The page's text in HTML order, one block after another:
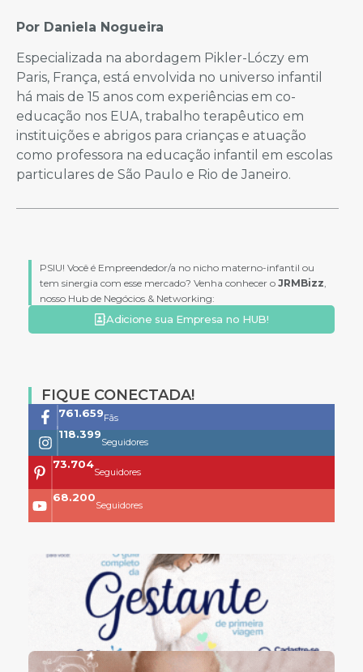
Por Daniela Nogueira
Especializada na abordagem Pikler-Lóczy em
Paris, França, está envolvida no universo infantil
há mais de 15 anos com experiências em co-
educação nos EUA, trabalho terapêutico em
instituições e abrigos para crianças e atuação
como professora na educação infantil em escolas
particulares de São Paulo e Rio de Janeiro.
PSIU! Você é Empreendedor/a no nicho materno-infantil ou
tem sinergia com esse mercado? Venha conhecer o JRMBizz,
nosso Hub de Negócios & Networking:
Adicione sua Empresa no HUB!
FIQUE CONECTADA!
761.659Fãs
118.399
Seguidores
73.704
Seguidores
68.200
Seguidores